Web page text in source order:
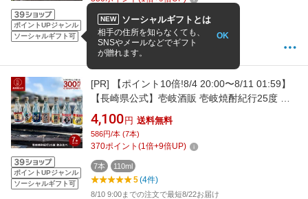
ポイントUPジャンル
ソーシャルギフト可
1本
720ml
8/10 9:00までの注文で最短8/20お届け
【長崎県公式】ながおしセレクト
ポイントUPジャンル
ソーシャルギフト可
[PR]
【ポイント10倍!8/4 20:00〜8/11 01:59】
【長崎県公式】壱岐酒販 壱岐焼酎紀行25度 飲
み比べ7本セット（110ml×7本） | 米寿 お祝い
焼酎 父の日ギフト 麦 焼酎 プレゼント 母の日
麦飲み比べセット 飲み比べセット プレゼント
4,100 円 送料無料
586円/本 (7本)
370ポイント (1倍+9倍UP)
7本 110ml
5(4件)
8/10 9:00までの注文で最短8/22お届け
NEW ソーシャルギフトとは
相手の住所を知らなくても、
SNSやメールなどでギフト
が贈れます。
OK